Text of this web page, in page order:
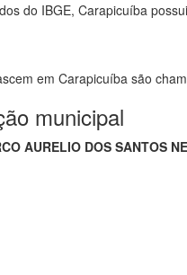
do IBGE, Carapicuíba
em Carapicuíba são
municipal
AURELIO DOS SANTOS